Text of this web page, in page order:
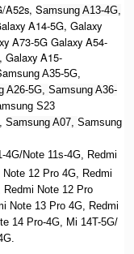
A52s, Samsung A13-4G,
A14-5G, Galaxy
A73-5G Galaxy A54-
Galaxy A15-
msung A35-5G,
A26-5G, Samsung A36-
S23
Samsung A07, Samsung
4G/Note 11s-4G, Redmi
12 Pro 4G, Redmi
Redmi Note 12 Pro
Note 13 Pro 4G, Redmi
14 Pro-4G, Mi 14T-5G/